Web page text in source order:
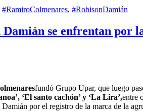
#RamiroColmenares, #RobisonDamián
se enfrentan por
fundó Grupo Upar, que luego
‘El santo cachón’ y ‘La Lira’,entre
por el registro de la marca de la